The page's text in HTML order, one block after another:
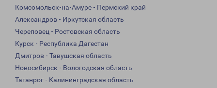
Комсомольск-на-Амуре - Пермский край
Александров - Иркутская область
Череповец - Ростовская область
Курск - Республика Дагестан
Дмитров - Тавушская область
Новосибирск - Вологодская область
Таганрог - Калининградская область